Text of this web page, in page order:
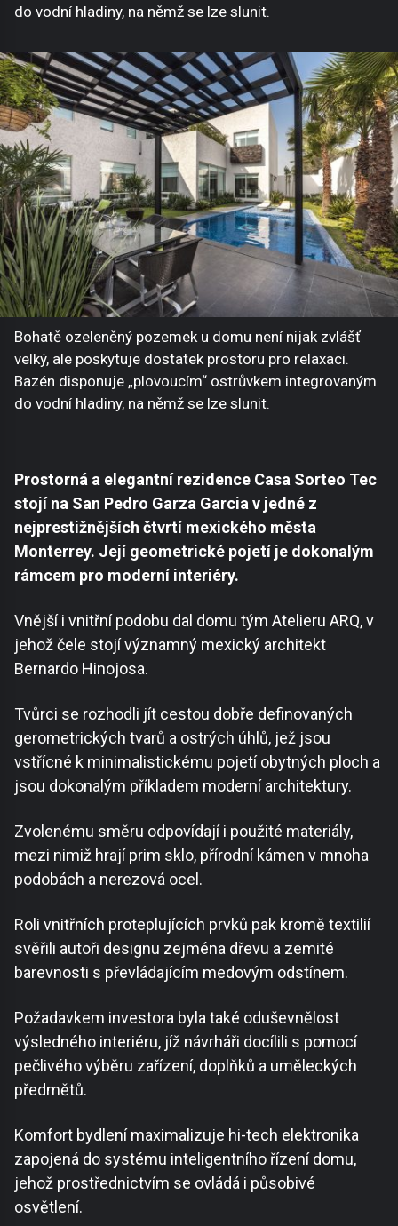
do vodní hladiny, na němž se lze slunit.
Bohatě ozeleněný pozemek u domu není nijak zvlášť
velký, ale poskytuje dostatek prostoru pro relaxaci.
Bazén disponuje „plovoucím“ ostrůvkem integrovaným
do vodní hladiny, na němž se lze slunit.
Prostorná a elegantní rezidence Casa Sorteo Tec
stojí na San Pedro Garza Garcia v jedné z
nejprestižnějších čtvrtí mexického města
Monterrey. Její geometrické pojetí je dokonalým
rámcem pro moderní interiéry.
Vnější i vnitřní podobu dal domu tým Atelieru ARQ, v
jehož čele stojí významný mexický architekt
Bernardo Hinojosa.
Tvůrci se rozhodli jít cestou dobře definovaných
gerometrických tvarů a ostrých úhlů, jež jsou
vstřícné k minimalistickému pojetí obytných ploch a
jsou dokonalým příkladem moderní architektury.
Zvolenému směru odpovídají i použité materiály,
mezi nimiž hrají prim sklo, přírodní kámen v mnoha
podobách a nerezová ocel.
Roli vnitřních proteplujících prvků pak kromě textilií
svěřili autoři designu zejména dřevu a zemité
barevnosti s převládajícím medovým odstínem.
Požadavkem investora byla také oduševnělost
výsledného interiéru, jíž návrháři docílili s pomocí
pečlivého výběru zařízení, doplňků a uměleckých
předmětů.
Komfort bydlení maximalizuje hi-tech elektronika
zapojená do systému inteligentního řízení domu,
jehož prostřednictvím se ovládá i působivé
osvětlení.